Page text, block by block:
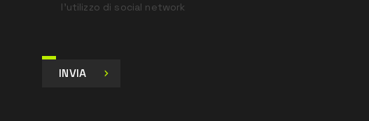
l’utilizzo di social network
INVIA